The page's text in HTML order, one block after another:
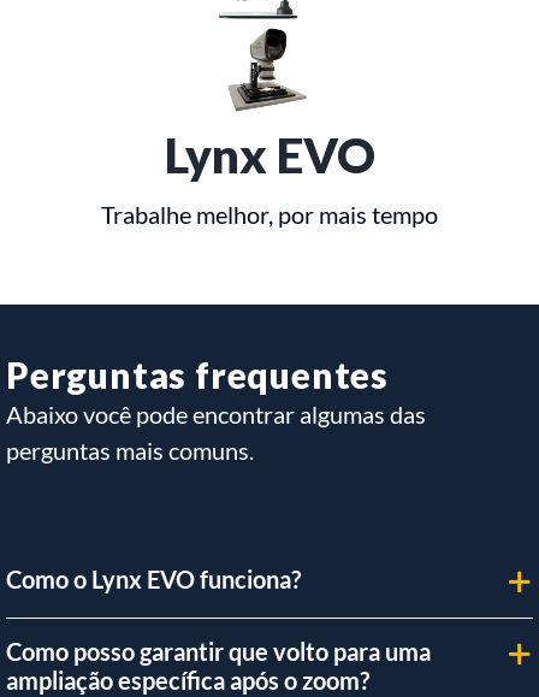
Lynx EVO
Trabalhe melhor, por mais tempo
Perguntas frequentes
Abaixo você pode encontrar algumas das
perguntas mais comuns.
Como o Lynx EVO funciona?
Como posso garantir que volto para uma
ampliação específica após o zoom?